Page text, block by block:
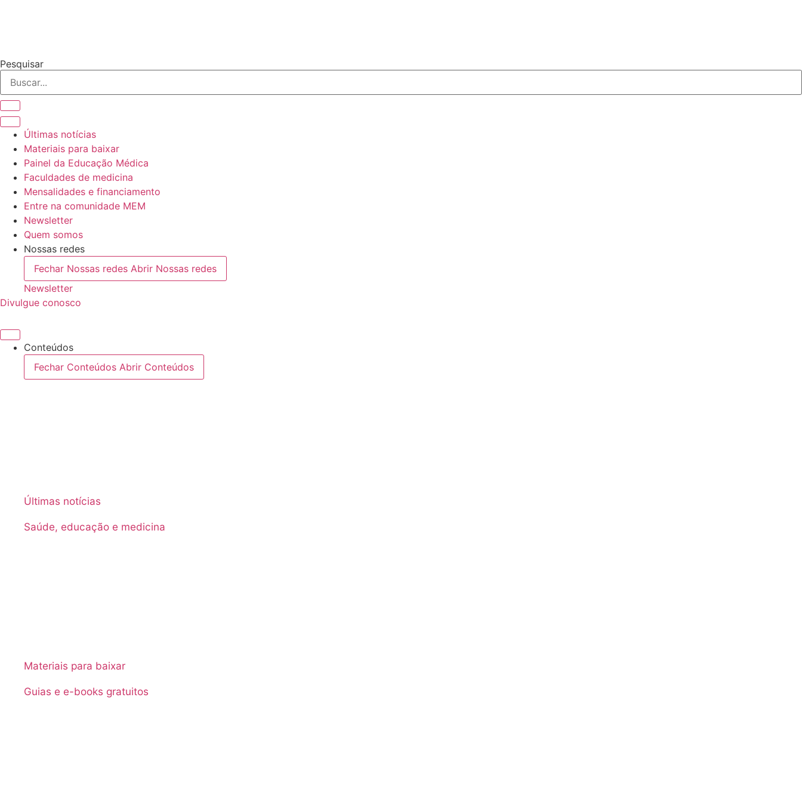
Pesquisar
Últimas notícias
Materiais para baixar
Painel da Educação Médica
Faculdades de medicina
Mensalidades e financiamento
Entre na comunidade MEM
Newsletter
Quem somos
Nossas redes
Fechar Nossas redes Abrir Nossas redes
Newsletter
Divulgue conosco
Conteúdos
Fechar Conteúdos Abrir Conteúdos
Últimas notícias
Saúde, educação e medicina
Materiais para baixar
Guias e e-books gratuitos